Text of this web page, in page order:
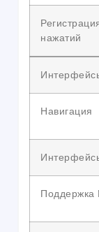
нажатий
Навигация
Поддержка